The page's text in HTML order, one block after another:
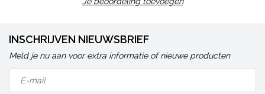
INSCHRIJVEN NIEUWSBRIEF
Meld je nu aan voor extra informatie of nieuwe producten